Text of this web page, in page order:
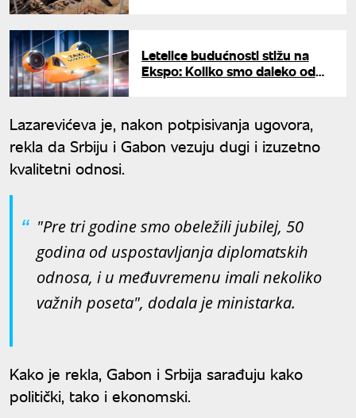
Letelice budućnosti stižu na
Ekspo: Koliko smo daleko od
Lazarevićeva je, nakon potpisivanja ugovora,
rekla da Srbiju i Gabon vezuju dugi i izuzetno
kvalitetni odnosi.
"Pre tri godine smo obeležili jubilej, 50
godina od uspostavljanja diplomatskih
odnosa, i u međuvremenu imali nekoliko
važnih poseta", dodala je ministarka.
Kako je rekla, Gabon i Srbija sarađuju kako
politički, tako i ekonomski.